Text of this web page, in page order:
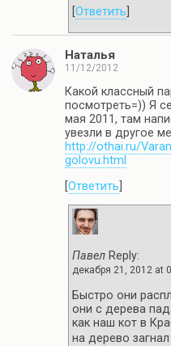
Ответить
Наталья
11/12/2012
Какой классный
посмотреть=)) Я
мая 2011, там
увезли в другое
http://othai.ru/
golovu.html
Ответить
Павел Reply:
декабря 21, 2012 at
Быстро они
они с дерева
как наш кот в
на дерево загнал